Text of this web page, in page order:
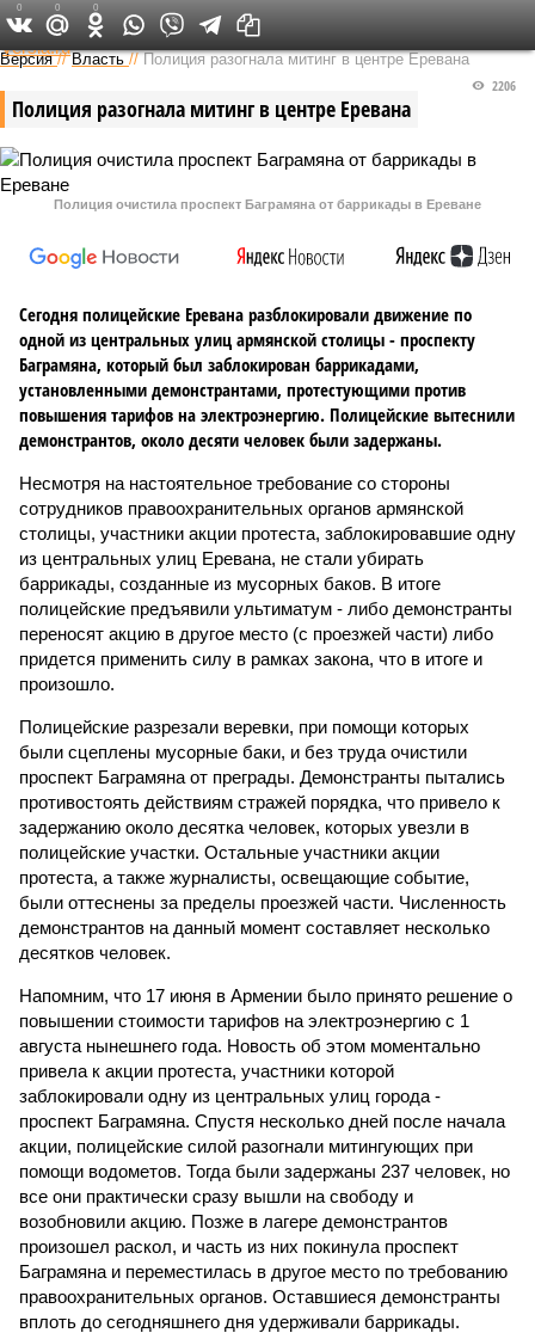
Федеральный выпуск
Версия //Власть //Полиция разогнала митинг в центре Еревана
Полиция разогнала митинг в центре Еревана
2206
Полиция очистила проспект Баграмяна от баррикады в Ереване
Сегодня полицейские Еревана разблокировали движение по
одной из центральных улиц армянской столицы - проспекту
Баграмяна, который был заблокирован баррикадами,
установленными демонстрантами, протестующими против
повышения тарифов на электроэнергию. Полицейские вытеснили
демонстрантов, около десяти человек были задержаны.
Несмотря на настоятельное требование со стороны
сотрудников правоохранительных органов армянской
столицы, участники акции протеста, заблокировавшие одну
из центральных улиц Еревана, не стали убирать
баррикады, созданные из мусорных баков. В итоге
полицейские предъявили ультиматум - либо демонстранты
переносят акцию в другое место (с проезжей части) либо
придется применить силу в рамках закона, что в итоге и
произошло.
Полицейские разрезали веревки, при помощи которых
были сцеплены мусорные баки, и без труда очистили
проспект Баграмяна от преграды. Демонстранты пытались
противостоять действиям стражей порядка, что привело к
задержанию около десятка человек, которых увезли в
полицейские участки. Остальные участники акции
протеста, а также журналисты, освещающие событие,
были оттеснены за пределы проезжей части. Численность
демонстрантов на данный момент составляет несколько
десятков человек.
Напомним, что 17 июня в Армении было принято решение о
повышении стоимости тарифов на электроэнергию с 1
августа нынешнего года. Новость об этом моментально
привела к акции протеста, участники которой
заблокировали одну из центральных улиц города -
проспект Баграмяна. Спустя несколько дней после начала
акции, полицейские силой разогнали митингующих при
помощи водометов. Тогда были задержаны 237 человек, но
все они практически сразу вышли на свободу и
возобновили акцию. Позже в лагере демонстрантов
произошел раскол, и часть из них покинула проспект
Баграмяна и переместилась в другое место по требованию
правоохранительных органов. Оставшиеся демонстранты
вплоть до сегодняшнего дня удерживали баррикады.
0 0 0